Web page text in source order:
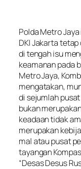
Polda Metro
DKI Jakarta
di tengah isu
keamanan pada
Metro Jaya,
mengatakan,
di sejumlah
bukan
keadaan tidak
merupakan
mal atau pusat
tayangan
“Desas Desus